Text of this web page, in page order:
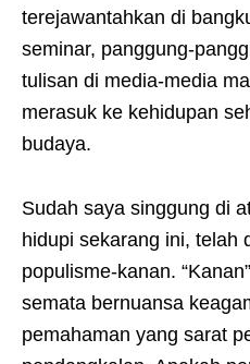
terejawantahkan di
seminar, panggung-
tulisan di media-media
merasuk ke kehidupan
budaya.
Sudah saya singgung di
hidupi sekarang ini, telah
populisme-kanan.
semata bernuansa
pemahaman yang sarat